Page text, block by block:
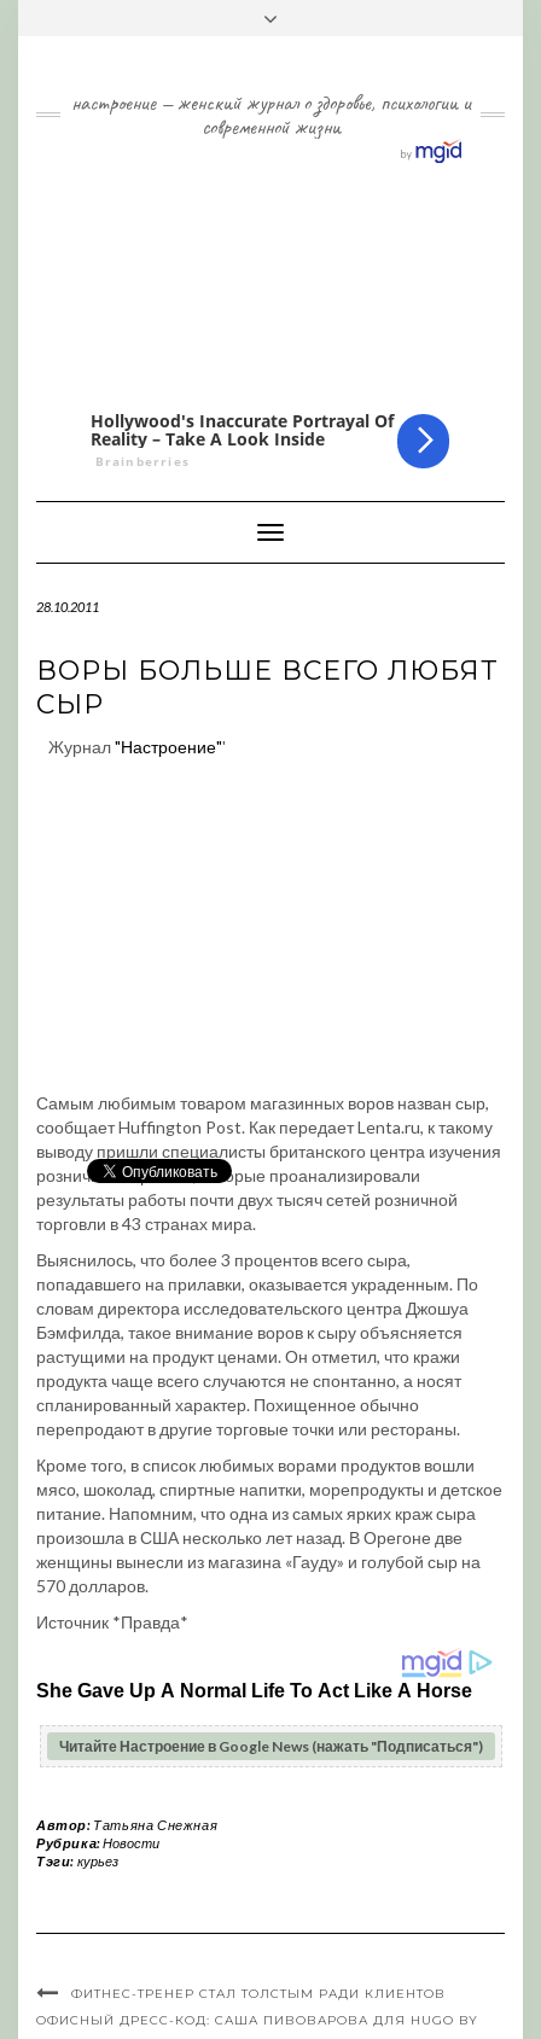
настроение — женский журнал о здоровье, психологии и
современной жизни
Toggle
Navigation
28.10.2011
ВОРЫ БОЛЬШЕ ВСЕГО ЛЮБЯТ
СЫР
Журнал"Настроение"'
Самым любимым товаром магазинных воров назван сыр,
сообщает Huffington Post. Как передает Lenta.ru, к такому
выводу пришли специалисты британского центра изучения
розничной торговли, которые проанализировали
результаты работы почти двух тысяч сетей розничной
торговли в 43 странах мира.
Выяснилось, что более 3 процентов всего сыра,
попадавшего на прилавки, оказывается украденным. По
словам директора исследовательского центра Джошуа
Бэмфилда, такое внимание воров к сыру объясняется
растущими на продукт ценами. Он отметил, что кражи
продукта чаще всего случаются не спонтанно, а носят
спланированный характер. Похищенное обычно
перепродают в другие торговые точки или рестораны.
Кроме того, в список любимых ворами продуктов вошли
мясо, шоколад, спиртные напитки, морепродукты и детское
питание. Напомним, что одна из самых ярких краж сыра
произошла в США несколько лет назад. В Орегоне две
женщины вынесли из магазина «Гауду» и голубой сыр на
570 долларов.
Источник *Правда*
Читайте Настроение в Google News (нажать "Подписаться")
Автор: Татьяна Снежная
Рубрика:Новости
Тэги: курьез
ФИТНЕС-ТРЕНЕР СТАЛ ТОЛСТЫМ РАДИ КЛИЕНТОВ
ОФИСНЫЙ ДРЕСС-КОД: САША ПИВОВАРОВА ДЛЯ HUGO BY